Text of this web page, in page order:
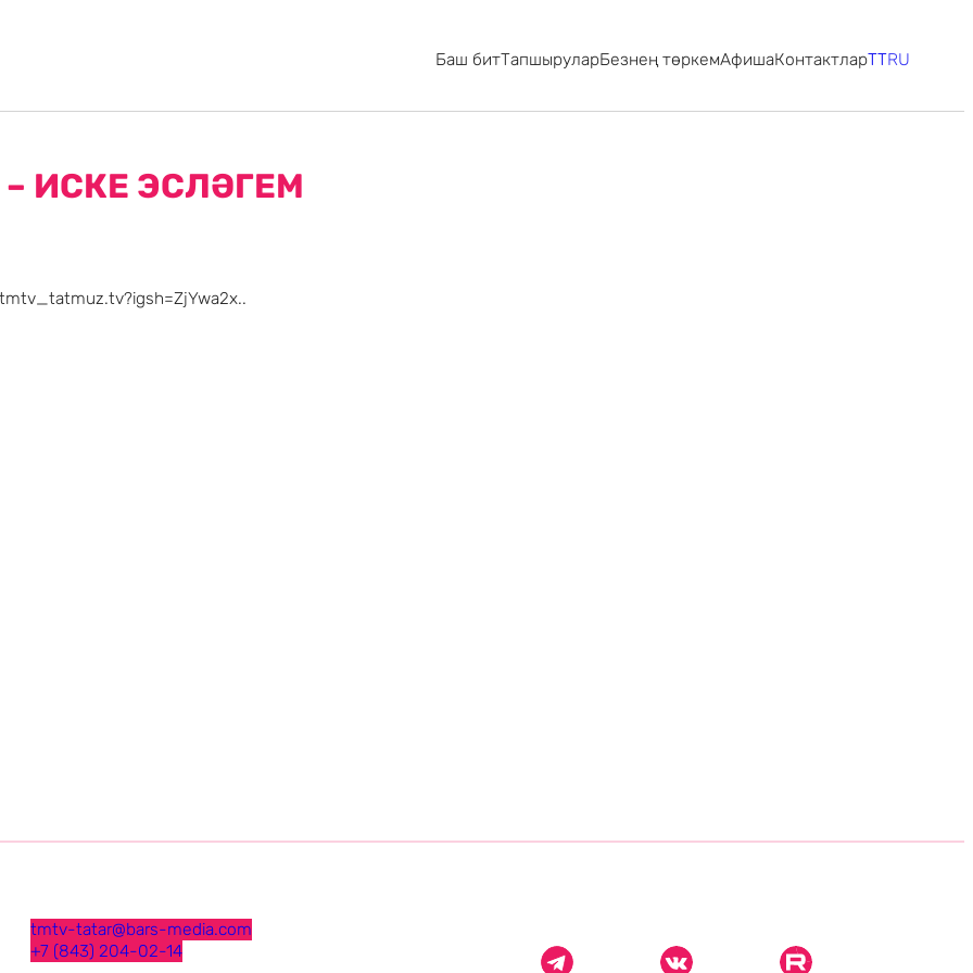
Баш битТапшыруларБезнең төркемАфишаКонтактларTTRU
ИСКЕ ЭСЛӘГЕМ
tmtv-tatar@bars-media.com
+7 (843) 204-02-14